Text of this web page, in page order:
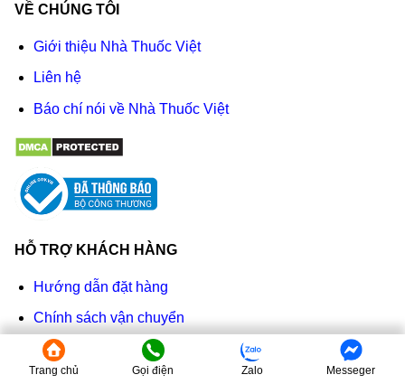
VỀ CHÚNG TÔI
Giới thiệu Nhà Thuốc Việt
Liên hệ
Báo chí nói về Nhà Thuốc Việt
HỖ TRỢ KHÁCH HÀNG
Hướng dẫn đặt hàng
Chính sách vận chuyển
Chính sách bảo hành - đổi trả
Bảo mật thông tin khách hàng
Trang chủ Gọi điện Zalo Messeger